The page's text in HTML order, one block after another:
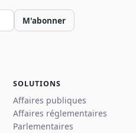
M'abonner
SOLUTIONS
Affaires publiques
Affaires réglementaires
Parlementaires